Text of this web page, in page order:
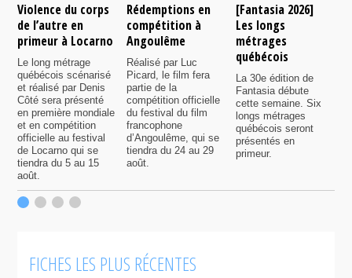
Violence du corps
de l’autre en
primeur à Locarno
Le long métrage
québécois scénarisé
et réalisé par Denis
Côté sera présenté
en première mondiale
et en compétition
officielle au festival
de Locarno qui se
tiendra du 5 au 15
août.
Rédemptions en
compétition à
Angoulême
Réalisé par Luc
Picard, le film fera
partie de la
compétition officielle
du festival du film
francophone
d’Angoulême, qui se
tiendra du 24 au 29
août.
[Fantasia 2026]
Les longs
métrages
québécois
La 30e édition de
Fantasia débute
cette semaine. Six
longs métrages
québécois seront
présentés en
primeur.
FICHES LES PLUS RÉCENTES